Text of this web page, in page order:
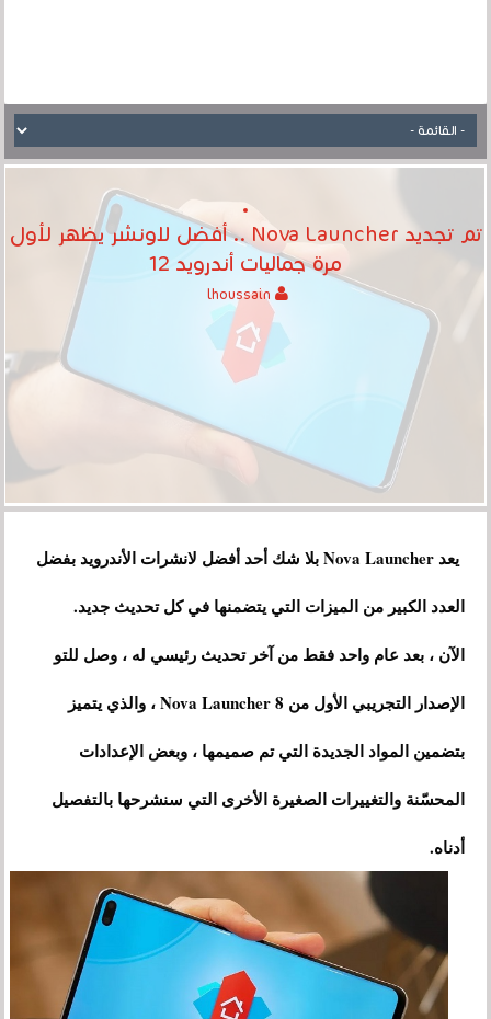
تم تجديد Nova Launcher .. أفضل لاونشر يظهر لأول
مرة جماليات أندرويد 12
يعد Nova Launcher بلا شك أحد أفضل لانشرات الأندرويد بفضل
العدد الكبير من الميزات التي يتضمنها في كل تحديث جديد.
الآن ، بعد عام واحد فقط من آخر تحديث رئيسي له ، وصل للتو
الإصدار التجريبي الأول من Nova Launcher 8 ، والذي يتميز
بتضمين المواد الجديدة التي تم صميمها ، وبعض الإعدادات
المحسّنة والتغييرات الصغيرة الأخرى التي سنشرحها بالتفصيل
أدناه.